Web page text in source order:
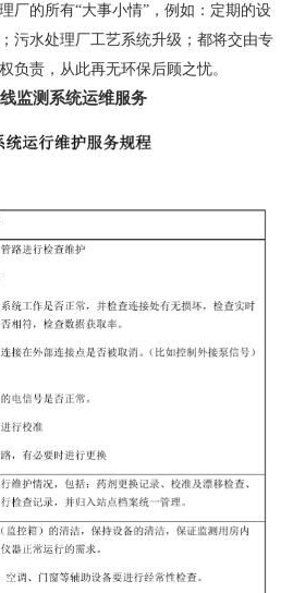
厂的所有“大事小情”，例如：定期的设
污水处理厂工艺系统升级；都将交由专
负责，从此再无环保后顾之忧。
监测系统运维服务